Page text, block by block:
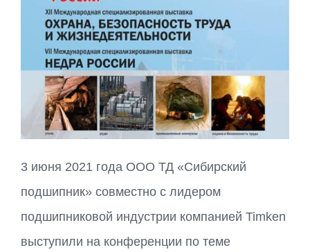
3 июня 2021 года ООО ТД «Сибирский
подшипник» совместно с лидером
подшипниковой индустрии компанией Timken
выступили на конференции по теме